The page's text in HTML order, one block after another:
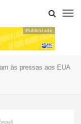
Publicidade
às pressas aos EUA